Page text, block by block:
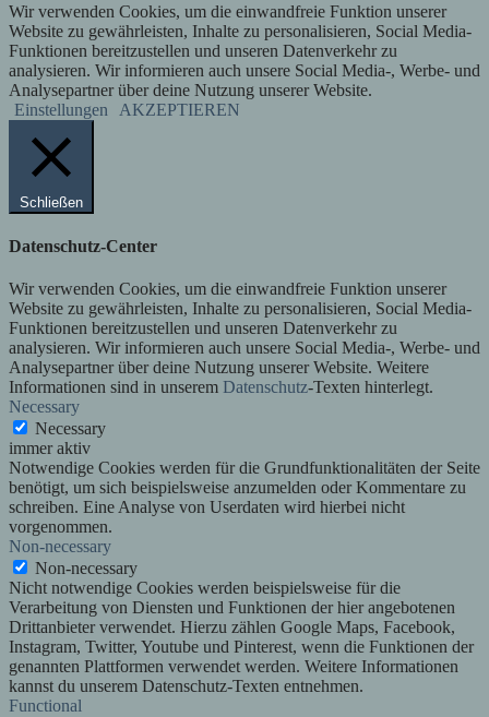
Wir verwenden Cookies, um die einwandfreie Funktion unserer
Website zu gewährleisten, Inhalte zu personalisieren, Social Media-
Funktionen bereitzustellen und unseren Datenverkehr zu
analysieren. Wir informieren auch unsere Social Media-, Werbe- und
Analysepartner über deine Nutzung unserer Website.
Einstellungen
AKZEPTIEREN
Schließen
Datenschutz-Center
Wir verwenden Cookies, um die einwandfreie Funktion unserer
Website zu gewährleisten, Inhalte zu personalisieren, Social Media-
Funktionen bereitzustellen und unseren Datenverkehr zu
analysieren. Wir informieren auch unsere Social Media-, Werbe- und
Analysepartner über deine Nutzung unserer Website. Weitere
Informationen sind in unserem Datenschutz-Texten hinterlegt.
Necessary
Necessary
immer aktiv
Notwendige Cookies werden für die Grundfunktionalitäten der Seite
benötigt, um sich beispielsweise anzumelden oder Kommentare zu
schreiben. Eine Analyse von Userdaten wird hierbei nicht
vorgenommen.
Non-necessary
Non-necessary
Nicht notwendige Cookies werden beispielsweise für die
Verarbeitung von Diensten und Funktionen der hier angebotenen
Drittanbieter verwendet. Hierzu zählen Google Maps, Facebook,
Instagram, Twitter, Youtube und Pinterest, wenn die Funktionen der
genannten Plattformen verwendet werden. Weitere Informationen
kannst du unserem Datenschutz-Texten entnehmen.
Functional